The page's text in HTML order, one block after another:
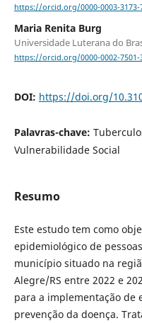
https://orcid.org/0000-0003-3173-
Maria Renita Burg
Universidade Luterana do
https://orcid.org/0000-0002-7501-
DOI: https://doi.org/
Palavras-chave:
Vulnerabilidade Social
Resumo
Este estudo tem como
epidemiológico de
município situado na
Alegre/RS entre 2022 e
para a implementação de
prevenção da doença.